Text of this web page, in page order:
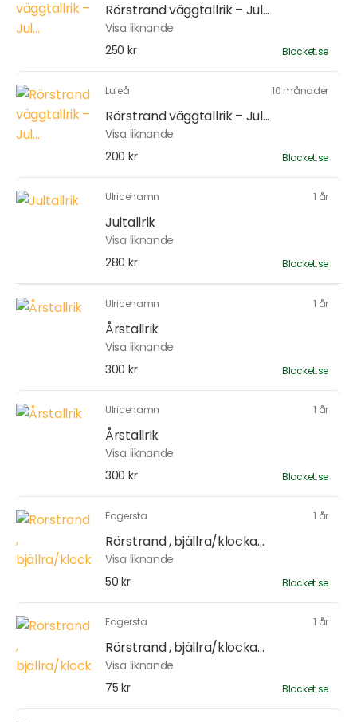
Rörstrand väggtallrik – Jul...
Visa liknande
250 kr
Blocket.se
Luleå 10 månader
Rörstrand väggtallrik – Jul...
Visa liknande
200 kr
Blocket.se
Ulricehamn 1 år
Jultallrik
Visa liknande
280 kr
Blocket.se
Ulricehamn 1 år
Årstallrik
Visa liknande
300 kr
Blocket.se
Ulricehamn 1 år
Årstallrik
Visa liknande
300 kr
Blocket.se
Fagersta 1 år
Rörstrand , bjällra/klocka...
Visa liknande
50 kr
Blocket.se
Fagersta 1 år
Rörstrand , bjällra/klocka...
Visa liknande
75 kr
Blocket.se